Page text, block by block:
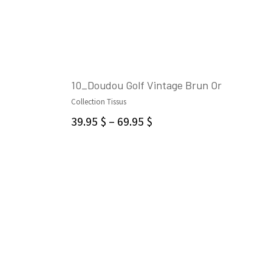
10_Doudou Golf Vintage Brun Or
Collection Tissus
39.95 $ – 69.95 $